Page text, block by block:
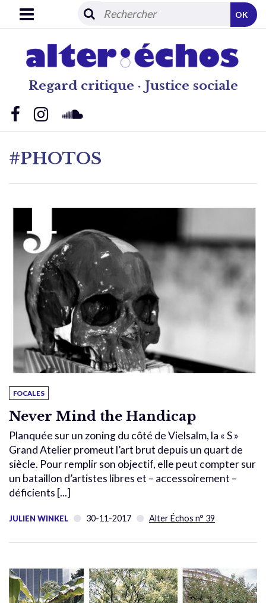
Regard critique · Justice sociale
OK
#PHOTOS
FOCALES
Never Mind the Handicap
Planquée sur un zoning du côté de Vielsalm, la « S »
Grand Atelier promeut l’art brut depuis un quart de
siècle. Pour remplir son objectif, elle peut compter sur
un bataillon d’artistes libres et – accessoirement –
déficients [...]
JULIEN WINKEL 30-11-2017 Alter Échos n° 39